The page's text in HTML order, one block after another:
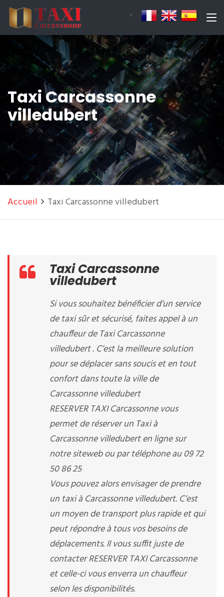
Taxi Carcassonne
villedubert
Accueil Taxi Carcassonne villedubert
Taxi Carcassonne
villedubert
Si vous souhaitez bénéficier d’un service
de taxi sûr et sécurisé, faites appel à un
chauffeur de Taxi Carcassonne
villedubert . C’est la meilleure solution
pour se déplacer sans soucis et en tout
confort dans toute la ville de
Carcassonne villedubert
RESERVER TAXI Carcassonne vous
permet de réserver un Taxi à
Carcassonne villedubert en ligne sur
notre siteweb ou par téléphone au 09 72
50 86 25
Vous pouvez alors envisager de prendre
un taxi à Carcassonne villedubert. C’est
un moyen de transport plus rapide et qui
peut répondre à tous vos besoins de
déplacements. Il vous suffit juste de
contacter RESERVER TAXI Carcassonne
et celle-ci vous enverra un chauffeur
selon les disponibilités.